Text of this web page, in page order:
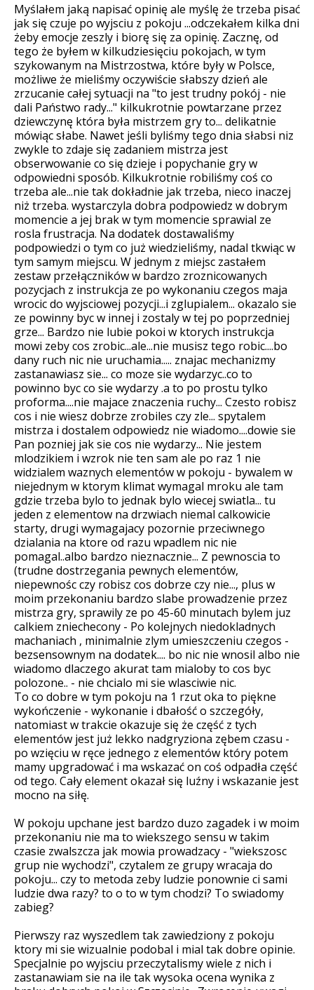
Myślałem jaką napisać opinię ale myślę że trzeba pisać
jak się czuje po wyjsciu z pokoju ...odczekałem kilka dni
żeby emocje zeszly i biorę się za opinię. Zacznę, od
tego że byłem w kilkudziesięciu pokojach, w tym
szykowanym na Mistrzostwa, które były w Polsce,
możliwe że mieliśmy oczywiście słabszy dzień ale
zrzucanie całej sytuacji na "to jest trudny pokój - nie
dali Państwo rady..." kilkukrotnie powtarzane przez
dziewczynę która była mistrzem gry to... delikatnie
mówiąc słabe. Nawet jeśli byliśmy tego dnia słabsi niz
zwykle to zdaje się zadaniem mistrza jest
obserwowanie co się dzieje i popychanie gry w
odpowiedni sposób. Kilkukrotnie robiliśmy coś co
trzeba ale...nie tak dokładnie jak trzeba, nieco inaczej
niż trzeba. wystarczyla dobra podpowiedz w dobrym
momencie a jej brak w tym momencie sprawial ze
rosla frustracja. Na dodatek dostawaliśmy
podpowiedzi o tym co już wiedzieliśmy, nadal tkwiąc w
tym samym miejscu. W jednym z miejsc zastałem
zestaw przełączników w bardzo zroznicowanych
pozycjach z instrukcja ze po wykonaniu czegos maja
wrocic do wyjsciowej pozycji...i zglupialem... okazalo sie
ze powinny byc w innej i zostaly w tej po poprzedniej
grze... Bardzo nie lubie pokoi w ktorych instrukcja
mowi zeby cos zrobic...ale...nie musisz tego robic....bo
dany ruch nic nie uruchamia..... znajac mechanizmy
zastanawiasz sie... co moze sie wydarzyc..co to
powinno byc co sie wydarzy .a to po prostu tylko
proforma....nie majace znaczenia ruchy... Czesto robisz
cos i nie wiesz dobrze zrobiles czy zle... spytalem
mistrza i dostalem odpowiedz nie wiadomo....dowie sie
Pan pozniej jak sie cos nie wydarzy... Nie jestem
mlodzikiem i wzrok nie ten sam ale po raz 1 nie
widzialem waznych elementów w pokoju - bywalem w
niejednym w ktorym klimat wymagal mroku ale tam
gdzie trzeba bylo to jednak bylo wiecej swiatla... tu
jeden z elementow na drzwiach niemal calkowicie
starty, drugi wymagajacy pozornie przeciwnego
dzialania na ktore od razu wpadlem nic nie
pomagal..albo bardzo nieznacznie... Z pewnoscia to
(trudne dostrzegania pewnych elementów,
niepewnośc czy robisz cos dobrze czy nie..., plus w
moim przekonaniu bardzo slabe prowadzenie przez
mistrza gry, sprawily ze po 45-60 minutach bylem juz
calkiem zniechecony - Po kolejnych niedokladnych
machaniach , minimalnie zlym umieszczeniu czegos -
bezsensownym na dodatek.... bo nic nie wnosil albo nie
wiadomo dlaczego akurat tam mialoby to cos byc
polozone.. - nie chcialo mi sie wlasciwie nic.
To co dobre w tym pokoju na 1 rzut oka to piękne
wykończenie - wykonanie i dbałość o szczegóły,
natomiast w trakcie okazuje się że część z tych
elementów jest już lekko nadgryziona zębem czasu -
po wzięciu w ręce jednego z elementów który potem
mamy upgradować i ma wskazać on coś odpadła część
od tego. Cały element okazał się luźny i wskazanie jest
mocno na siłę.
W pokoju upchane jest bardzo duzo zagadek i w moim
przekonaniu nie ma to wiekszego sensu w takim
czasie zwalszcza jak mowia prowadzacy - "wiekszosc
grup nie wychodzi", czytalem ze grupy wracaja do
pokoju... czy to metoda zeby ludzie ponownie ci sami
ludzie dwa razy? to o to w tym chodzi? To swiadomy
zabieg?
Pierwszy raz wyszedlem tak zawiedziony z pokoju
ktory mi sie wizualnie podobal i mial tak dobre opinie.
Specjalnie po wyjsciu przeczytalismy wiele z nich i
zastanawiam sie na ile tak wysoka ocena wynika z